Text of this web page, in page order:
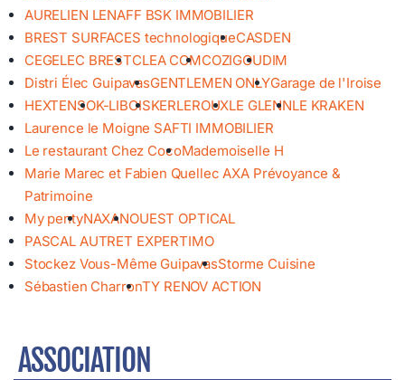
AURELIEN LENAFF BSK IMMOBILIER
BREST SURFACES technologiqueCASDEN
CEGELEC BRESTCLEA COMCOZIGOUDIM
Distri Élec GuipavasGENTLEMEN ONLYGarage de l'Iroise
HEXTENSOK-LIBOISKERLEROUXLE GLENNLE KRAKEN
Laurence le Moigne SAFTI IMMOBILIER
Le restaurant Chez CocoMademoiselle H
Marie Marec et Fabien Quellec AXA Prévoyance &
Patrimoine
My pentyNAXANOUEST OPTICAL
PASCAL AUTRET EXPERTIMO
Stockez Vous-Même GuipavasStorme Cuisine
Sébastien CharronTY RENOV ACTION
ASSOCIATION